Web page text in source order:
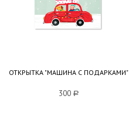
ОТКРЫТКА "МАШИНА С ПОДАРКАМИ"
300 a